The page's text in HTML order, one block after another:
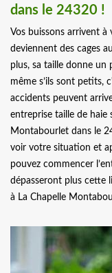
dans le 24320 !
Vos buissons arrivent à
deviennent des cages
plus, sa taille donne un
même s’ils sont petits,
accidents peuvent
entreprise taille de haie
Montabourlet dans le
voir votre situation et
pouvez commencer
dépasseront plus cette
à La Chapelle